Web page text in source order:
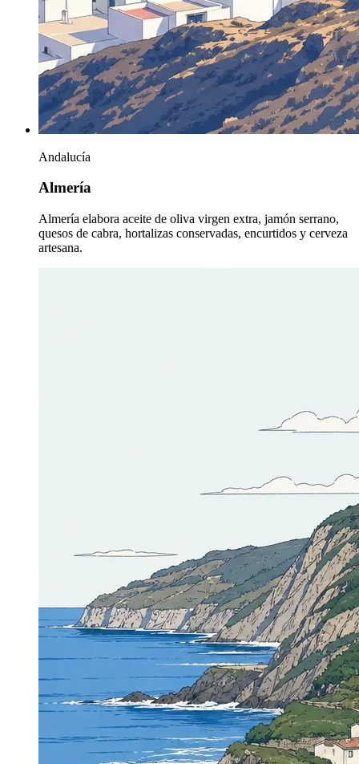
Andalucía
Almería
Almería elabora aceite de oliva virgen extra, jamón serrano,
quesos de cabra, hortalizas conservadas, encurtidos y cerveza
artesana.